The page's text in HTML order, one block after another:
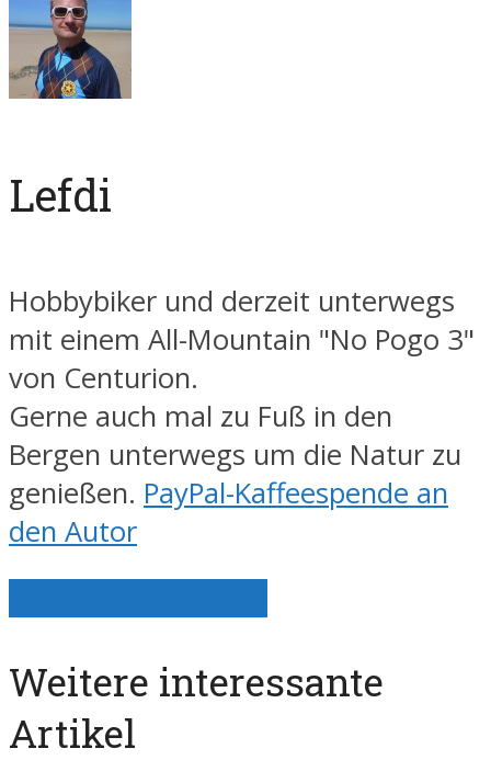
Lefdi
Hobbybiker und derzeit unterwegs
mit einem All-Mountain "No Pogo 3"
von Centurion.
Gerne auch mal zu Fuß in den
Bergen unterwegs um die Natur zu
genießen. PayPal-Kaffeespende an
den Autor
Weitere interessante
Artikel